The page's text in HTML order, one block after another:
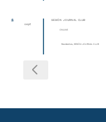
8
sept
SESIÓN JOURNAL CLUB
ONLINE
Residentes, SESIÓN JOURNAL CLUB